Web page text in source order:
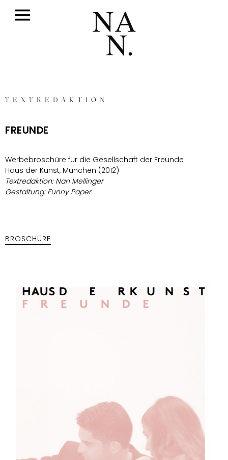
TEXTREDAKTION
FREUNDE
Werbebroschüre für die Gesellschaft der Freunde
Haus der Kunst, München (2012)
Textredaktion: Nan Mellinger
Gestaltung: Funny Paper
BROSCHÜRE